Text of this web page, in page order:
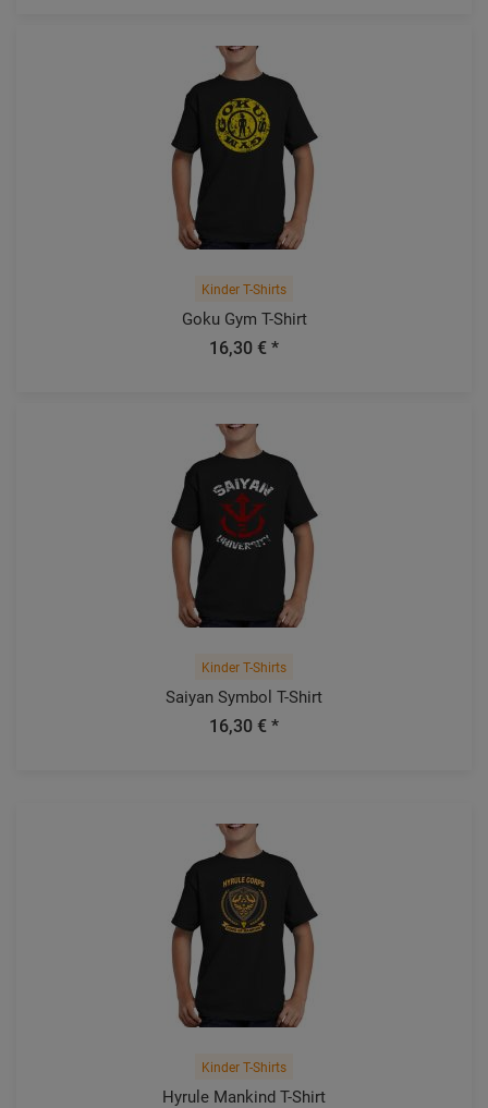
Kinder T-Shirts
Goku Gym T-Shirt
16,30 € *
Kinder T-Shirts
Saiyan Symbol T-Shirt
16,30 € *
Kinder T-Shirts
Hyrule Mankind T-Shirt